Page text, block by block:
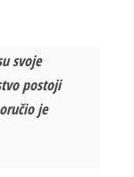
svoje
postoji
je